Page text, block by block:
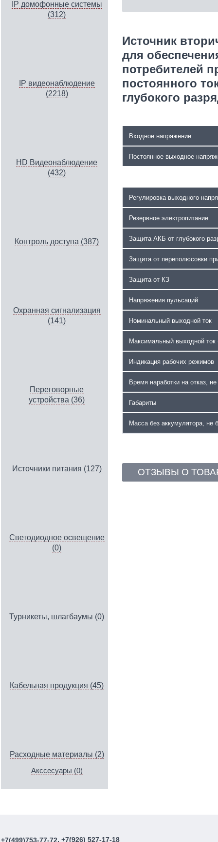
IP домофонные системы
(312)
IP видеонаблюдение
(2218)
HD Видеонаблюдение
(432)
Контроль доступа (387)
Охранная сигнализация
(141)
Переговорные
устройства (36)
Источники питания (127)
Светодиодное освещение
(0)
Турникеты, шлагбаумы (0)
Кабельная продукция (45)
Расходные материалы (2)
Акссесуары (0)
Источник
для
потребителей
постоянного
глубокого
Входное напряжение
Постоянное выходное
Регулировка выходного
Резервное электропитание
Защита АКБ от глубокого
Защита от переполюсовки
Защита от КЗ
Напряжения пульсаций
Номинальный выходной ток
Максимальный выходной ток
Индикация рабочих режимов
Время наработки на отказ,
Габариты
Масса без аккумулятора, не
ОТЗЫВЫ О
+7(499)753-77-72, +7(926) 527-17-18